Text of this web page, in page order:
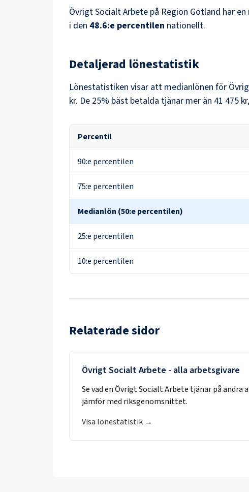
Övrigt Socialt Arbete på Region Gotland har
i den 48.6:e percentilen nationellt.
Detaljerad lönestatistik
Lönestatistiken visar att medianlönen för
kr. De 25% bäst betalda tjänar mer än 41 475 kr
Percentil
90:e percentilen
75:e percentilen
Medianlön (50:e percentilen)
25:e percentilen
10:e percentilen
Relaterade sidor
Övrigt Socialt Arbete - alla arbetsgivare
Se vad enÖvrigt Socialt Arbete tjänar på andra
jämför med riksgenomsnittet.
Visa lönestatistik →